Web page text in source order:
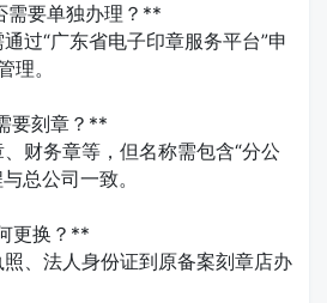
需要单独办理？**
过“广东省电子印章服务平台”申
理。
要刻章？**
财务章等，但名称需包含“分公
总公司一致。
更换？**
、法人身份证到原备案刻章店办